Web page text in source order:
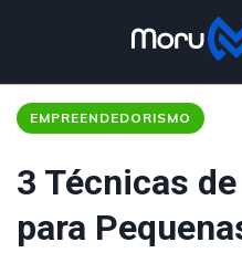
EMPREENDEDORISMO
3 Técnicas
para